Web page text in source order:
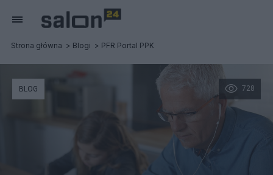
Strona główna Blogi PFR Portal PPK
728
BLOG